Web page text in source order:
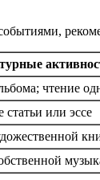
чтение
или эссе